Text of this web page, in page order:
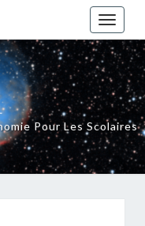
Toggle
Pour Les Scolaires